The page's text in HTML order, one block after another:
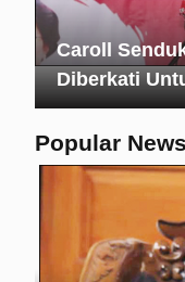
Popular News
Caroll
Diberkati